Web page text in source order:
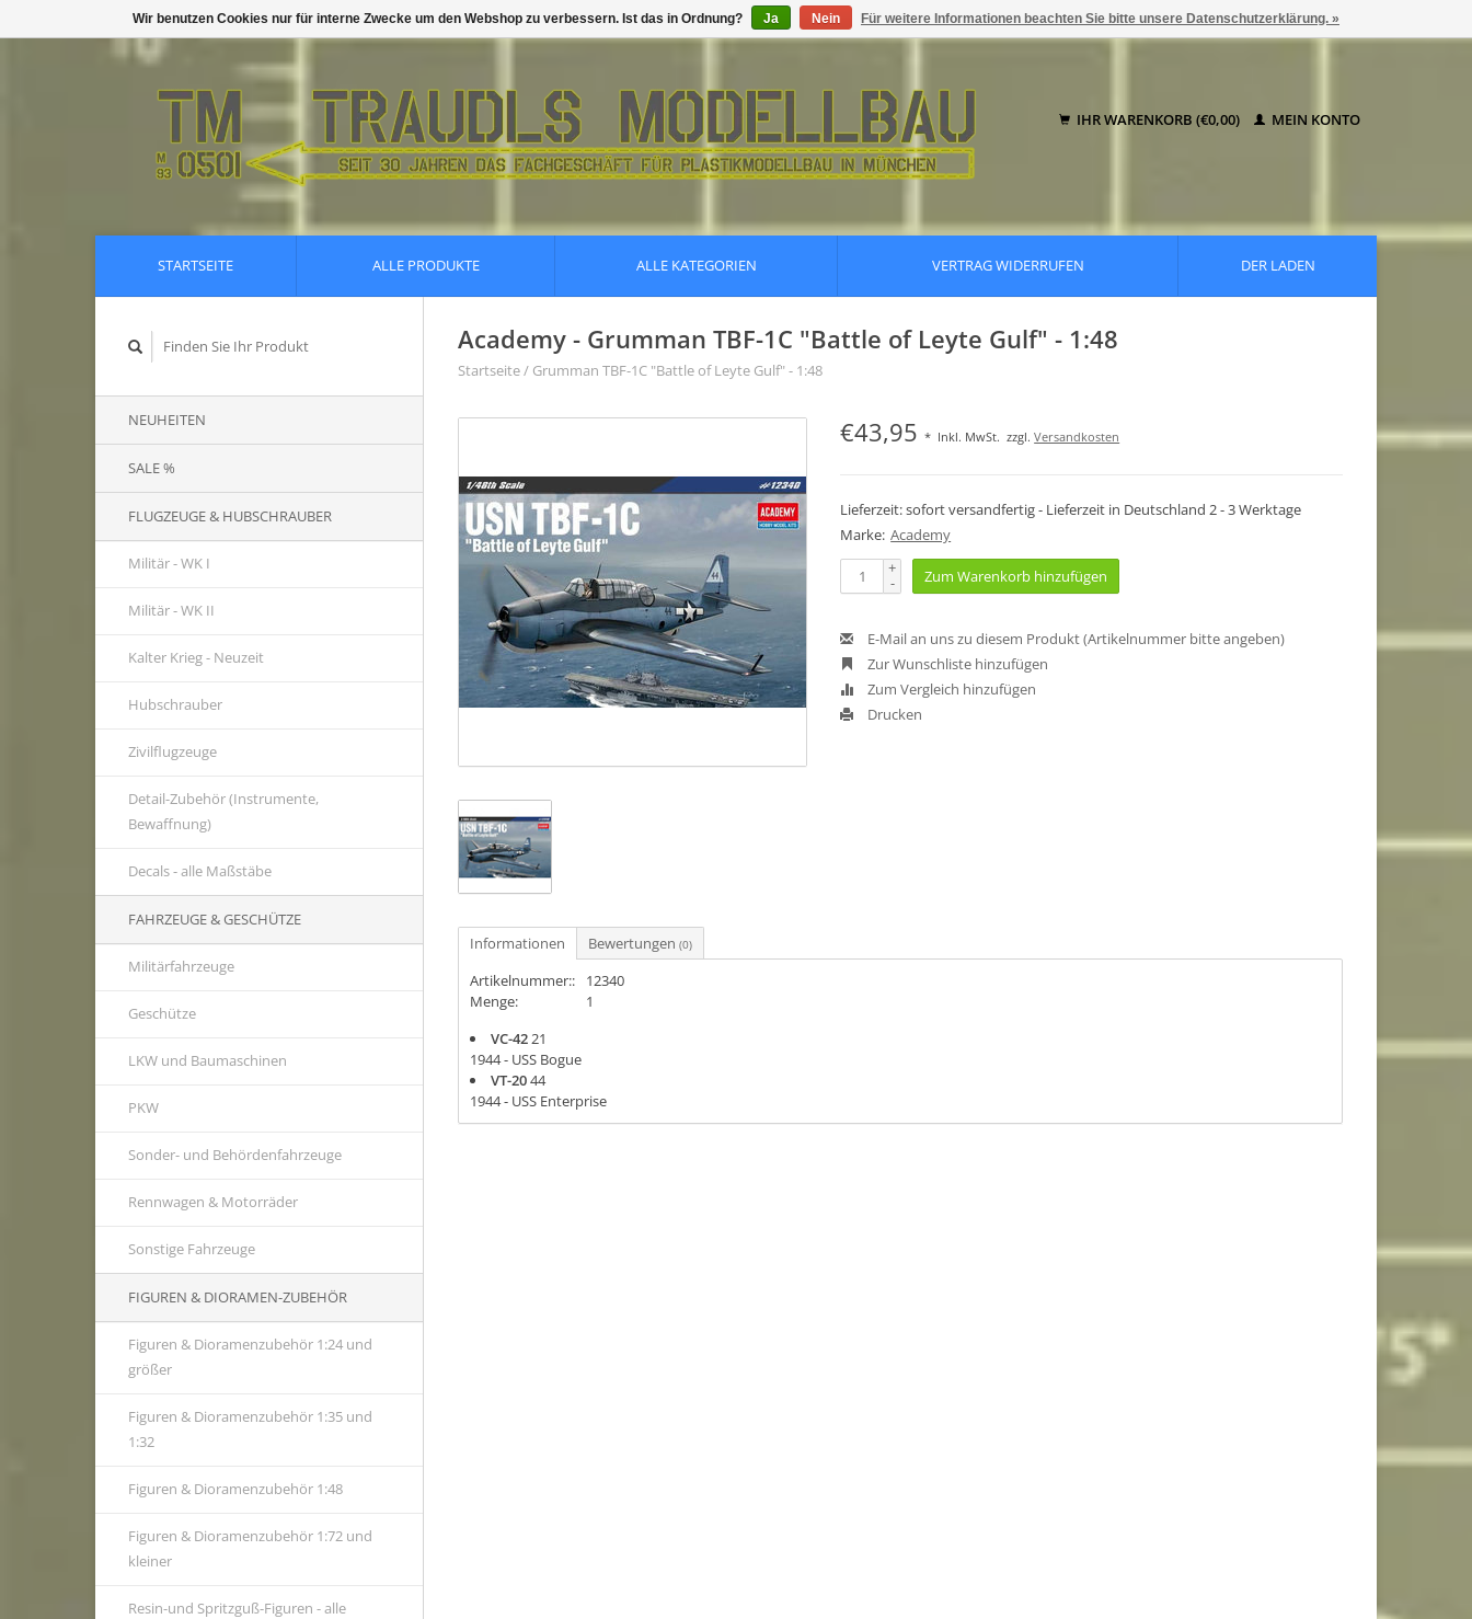
IHR WARENKORB (€0,00) MEIN KONTO
STARTSEITE ALLE PRODUKTE ALLE KATEGORIEN VERTRAG WIDERRUFEN DER LADEN
NEUHEITEN
SALE %
FLUGZEUGE & HUBSCHRAUBER
Militär - WK I
Militär - WK II
Kalter Krieg - Neuzeit
Hubschrauber
Zivilflugzeuge
Detail-Zubehör (Instrumente,
Bewaffnung)
Decals - alle Maßstäbe
FAHRZEUGE & GESCHÜTZE
Militärfahrzeuge
Geschütze
LKW und Baumaschinen
PKW
Sonder- und Behördenfahrzeuge
Rennwagen & Motorräder
Sonstige Fahrzeuge
FIGUREN & DIORAMEN-ZUBEHÖR
Figuren & Dioramenzubehör 1:24 und
größer
Figuren & Dioramenzubehör 1:35 und
1:32
Figuren & Dioramenzubehör 1:48
Figuren & Dioramenzubehör 1:72 und
kleiner
Resin-und Spritzguß-Figuren - alle
Academy - Grumman TBF-1C "Battle of Leyte Gulf" - 1:48
Startseite/ Grumman TBF-1C "Battle of Leyte Gulf" - 1:48
€43,95* Inkl. MwSt. zzgl.Versandkosten
Lieferzeit: sofort versandfertig - Lieferzeit in Deutschland 2 - 3 Werktage
Marke: Academy
+
- Zum Warenkorb hinzufügen
E-Mail an uns zu diesem Produkt (Artikelnummer bitte angeben)
Zur Wunschliste hinzufügen
Zum Vergleich hinzufügen
Drucken
Informationen Bewertungen (0)
Artikelnummer::
12340
Menge:
1
VC-4221
1944- USS Bogue
VT-2044
1944- USS Enterprise
Wir benutzen Cookies nur für interne Zwecke um den Webshop zu verbessern. Ist das in Ordnung? Ja Nein Für weitere Informationen beachten Sie bitte unsere Datenschutzerklärung. »